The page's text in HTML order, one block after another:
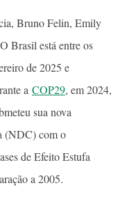
Bruno Felin, Emily
Brasil está entre os
de 2025 e
a COP29, em 2024,
sua nova
(NDC) com o
de Efeito Estufa
a 2005.